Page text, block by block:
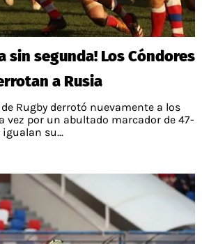
TABLA DE POSICIONES
APUESTAS
Políticas de Privacidad
RedGol, al igual que Futbol Sites, es una
compañía perteneciente a Better Collective.
Todos los derechos reservados
sin segunda! Los Cóndores
a Rusia
Rugby derrotó nuevamente a los
vez por un abultado marcador de 47-
su...